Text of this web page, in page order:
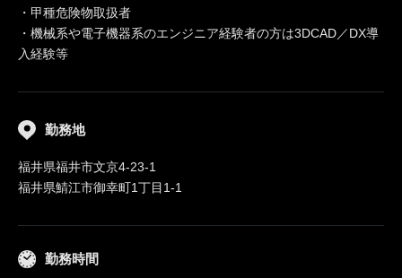
・甲種危険物取扱者
・機械系や電子機器系のエンジニア経験者の方は3DCAD／DX導
入経験等
勤務地
福井県福井市文京4-23-1
福井県鯖江市御幸町1丁目1-1
勤務時間